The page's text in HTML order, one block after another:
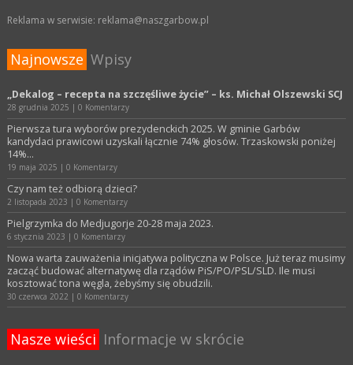
Reklama w serwisie: reklama@naszgarbow.pl
Najnowsze Wpisy
„Dekalog – recepta na szczęśliwe życie” – ks. Michał Olszewski SCJ
28 grudnia 2025 | 0 Komentarzy
Pierwsza tura wyborów prezydenckich 2025. W gminie Garbów
kandydaci prawicowi uzyskali łącznie 74% głosów. Trzaskowski poniżej
14%…
19 maja 2025 | 0 Komentarzy
Czy nam też odbiorą dzieci?
2 listopada 2023 | 0 Komentarzy
Pielgrzymka do Medjugorje 20-28 maja 2023.
6 stycznia 2023 | 0 Komentarzy
Nowa warta zauważenia inicjatywa polityczna w Polsce. Już teraz musimy
zacząć budować alternatywę dla rządów PiS/PO/PSL/SLD. Ile musi
kosztować tona węgla, żebyśmy się obudzili.
30 czerwca 2022 | 0 Komentarzy
Nasze wieści Informacje w skrócie